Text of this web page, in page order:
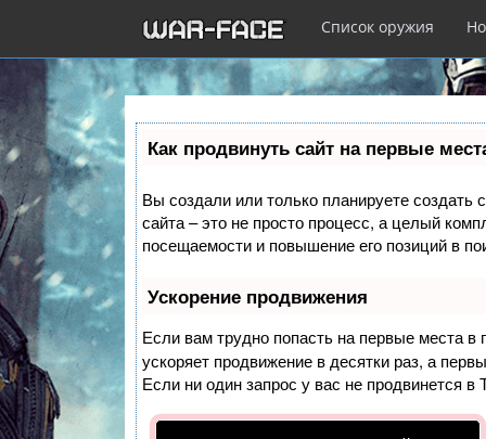
Перейти
к
основному
содержанию
Список оружия
Как продвинуть сайт на первые
Вы создали или только планируете создать
сайта – это не просто процесс, а целый
посещаемости и повышение его позиций в
Ускорение продвижения
Если вам трудно попасть на первые места в
ускоряет продвижение в десятки раз, а
Если ни один запрос у вас не продвинется в